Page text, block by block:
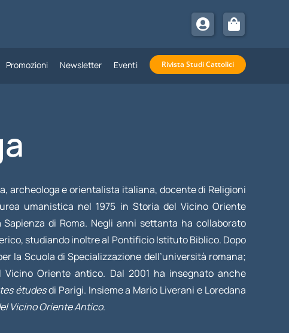
Promozioni Newsletter Eventi Rivista Studi Cattolici
archeologa e orientalista italiana, docente di Religioni
umanistica nel 1975 in Storia del Vicino Oriente
di Roma. Negli anni settanta ha collaborato
studiando inoltre al Pontificio Istituto Biblico. Dopo
la Scuola di Specializzazione dell’università romana;
Oriente antico. Dal 2001 ha insegnato anche
étudesdi Parigi. Insieme a Mario Liverani e Loredana
Vicino Oriente Antico.